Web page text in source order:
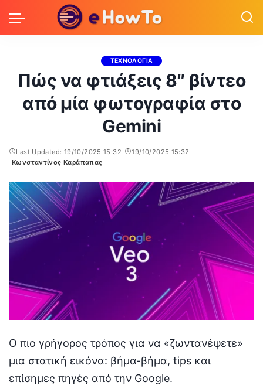
ΤΕΧΝΟΛΟΓΙΑ
Πώς να φτιάξεις 8″ βίντεο
από μία φωτογραφία στο
Gemini
Last Updated: 19/10/2025 15:32
19/10/2025 15:32
Posted
Κωνσταντίνος Καράπαπας
Ο πιο γρήγορος τρόπος για να «ζωντανέψετε»
μια στατική εικόνα: βήμα-βήμα, tips και
επίσημες πηγές από την Google.